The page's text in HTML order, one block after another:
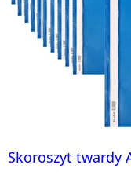
Skoroszyt twardy